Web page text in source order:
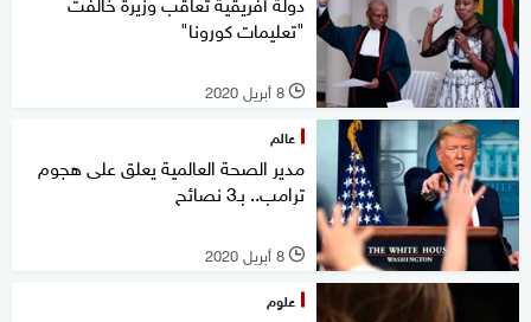
"تعليمات كورونا"
l 8 أبريل 2020
عالم
مدير الصحة العالمية يعلق على هجوم
ترامب.. بـ3 نصائح
l 8 أبريل 2020
علوم